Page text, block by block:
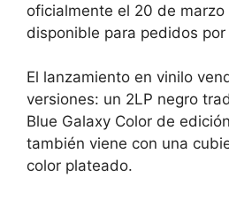
oficialmente el 20 de marzo
disponible para pedidos
El lanzamiento en vinilo
versiones: un 2LP negro
Blue Galaxy Color de
también viene con una
color plateado.